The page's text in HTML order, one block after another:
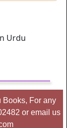
Urdu
For any
or email us